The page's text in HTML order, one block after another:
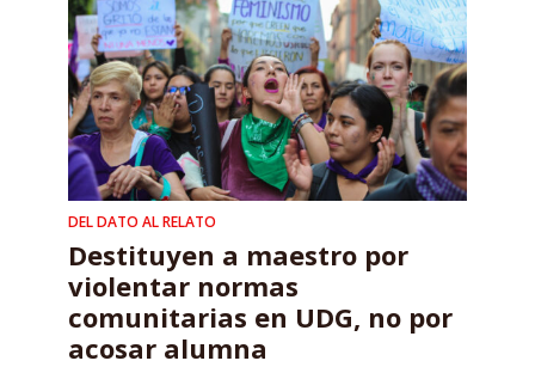
DEL DATO AL RELATO
Destituyen a maestro por
violentar normas
comunitarias en UDG, no por
acosar alumna